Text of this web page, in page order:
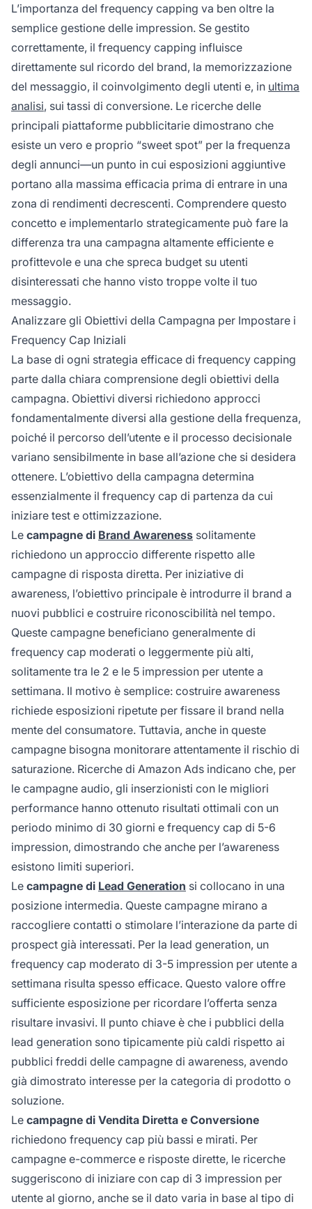
L’importanza del frequency capping va ben oltre la
semplice gestione delle impression. Se gestito
correttamente, il frequency capping influisce
direttamente sul ricordo del brand, la memorizzazione
del messaggio, il coinvolgimento degli utenti e, in ultima
analisi, sui tassi di conversione. Le ricerche delle
principali piattaforme pubblicitarie dimostrano che
esiste un vero e proprio “sweet spot” per la frequenza
degli annunci—un punto in cui esposizioni aggiuntive
portano alla massima efficacia prima di entrare in una
zona di rendimenti decrescenti. Comprendere questo
concetto e implementarlo strategicamente può fare la
differenza tra una campagna altamente efficiente e
profittevole e una che spreca budget su utenti
disinteressati che hanno visto troppe volte il tuo
messaggio.
Analizzare gli Obiettivi della Campagna per Impostare i
Frequency Cap Iniziali
La base di ogni strategia efficace di frequency capping
parte dalla chiara comprensione degli obiettivi della
campagna. Obiettivi diversi richiedono approcci
fondamentalmente diversi alla gestione della frequenza,
poiché il percorso dell’utente e il processo decisionale
variano sensibilmente in base all’azione che si desidera
ottenere. L’obiettivo della campagna determina
essenzialmente il frequency cap di partenza da cui
iniziare test e ottimizzazione.
Le campagne di Brand Awareness solitamente
richiedono un approccio differente rispetto alle
campagne di risposta diretta. Per iniziative di
awareness, l’obiettivo principale è introdurre il brand a
nuovi pubblici e costruire riconoscibilità nel tempo.
Queste campagne beneficiano generalmente di
frequency cap moderati o leggermente più alti,
solitamente tra le 2 e le 5 impression per utente a
settimana. Il motivo è semplice: costruire awareness
richiede esposizioni ripetute per fissare il brand nella
mente del consumatore. Tuttavia, anche in queste
campagne bisogna monitorare attentamente il rischio di
saturazione. Ricerche di Amazon Ads indicano che, per
le campagne audio, gli inserzionisti con le migliori
performance hanno ottenuto risultati ottimali con un
periodo minimo di 30 giorni e frequency cap di 5-6
impression, dimostrando che anche per l’awareness
esistono limiti superiori.
Le campagne di Lead Generation si collocano in una
posizione intermedia. Queste campagne mirano a
raccogliere contatti o stimolare l’interazione da parte di
prospect già interessati. Per la lead generation, un
frequency cap moderato di 3-5 impression per utente a
settimana risulta spesso efficace. Questo valore offre
sufficiente esposizione per ricordare l’offerta senza
risultare invasivi. Il punto chiave è che i pubblici della
lead generation sono tipicamente più caldi rispetto ai
pubblici freddi delle campagne di awareness, avendo
già dimostrato interesse per la categoria di prodotto o
soluzione.
Le campagne di Vendita Diretta e Conversione
richiedono frequency cap più bassi e mirati. Per
campagne e-commerce e risposte dirette, le ricerche
suggeriscono di iniziare con cap di 3 impression per
utente al giorno, anche se il dato varia in base al tipo di